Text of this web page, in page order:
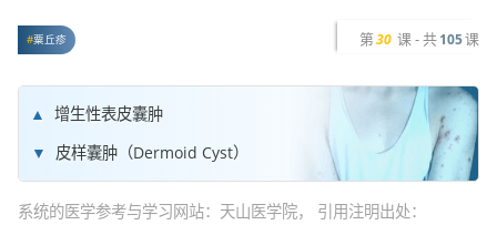
粟丘疹 第 30 课 - 共 105课
增生性表皮囊肿
皮样囊肿（Dermoid Cyst）
系统的医学参考与学习网站：天山医学院， 引用注明出处：